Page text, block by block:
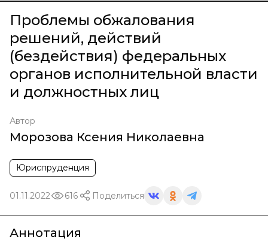
Проблемы обжалования
решений, действий
(бездействия) федеральных
органов исполнительной власти
и должностных лиц
Автор
Морозова Ксения Николаевна
Юриспруденция
01.11.2022 616 Поделиться
Аннотация